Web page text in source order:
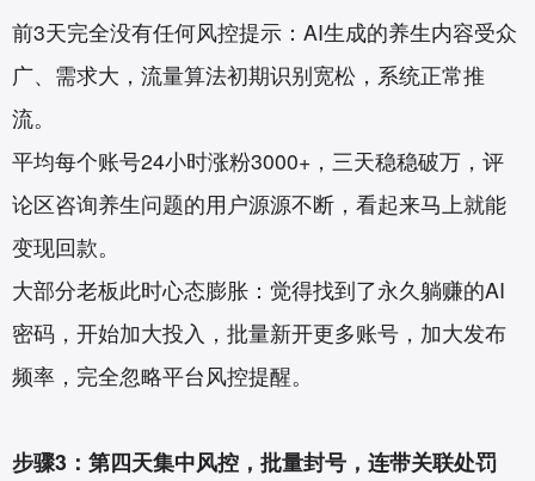
前3天完全没有任何风控提示：AI生成的养生内容受众
广、需求大，流量算法初期识别宽松，系统正常推
流。
平均每个账号24小时涨粉3000+，三天稳稳破万，评
论区咨询养生问题的用户源源不断，看起来马上就能
变现回款。
大部分老板此时心态膨胀：觉得找到了永久躺赚的AI
密码，开始加大投入，批量新开更多账号，加大发布
频率，完全忽略平台风控提醒。
步骤3：第四天集中风控，批量封号，连带关联处罚